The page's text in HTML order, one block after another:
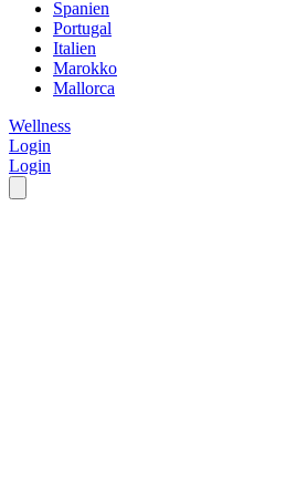
Spanien
Portugal
Italien
Marokko
Mallorca
Wellness
Login
Login